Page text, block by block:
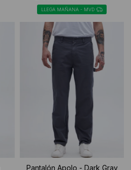
LLEGA MAÑANA - MVD
Pantalón Apolo - Dark Gray